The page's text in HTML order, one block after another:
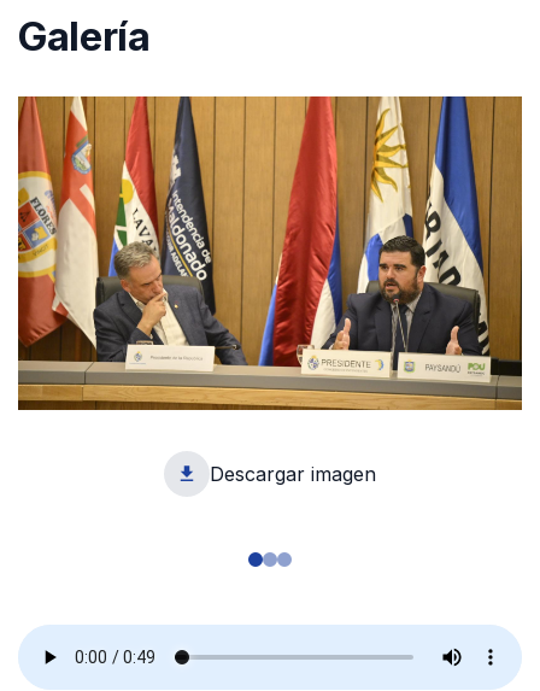
Galería
Descargar imagen
1